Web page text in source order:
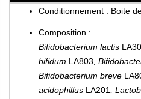
Conditionnement : Boite
Composition :
Bifidobacterium lactis
bifidum LA803 ,
Bifidobacterium breve
acidophillus LA201 ,